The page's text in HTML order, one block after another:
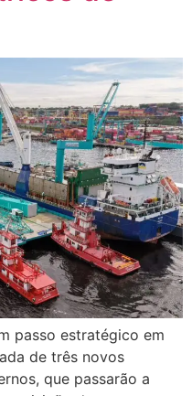
passo estratégico em
de três novos
que passarão a